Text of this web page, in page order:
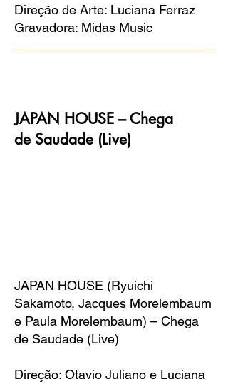
Direção de Arte: Luciana Ferraz
Gravadora: Midas Music
JAPAN HOUSE – Chega
de Saudade (Live)
JAPAN HOUSE (Ryuichi
Sakamoto, Jacques Morelembaum
e Paula Morelembaum) – Chega
de Saudade (Live)
Direção: Otavio Juliano e Luciana